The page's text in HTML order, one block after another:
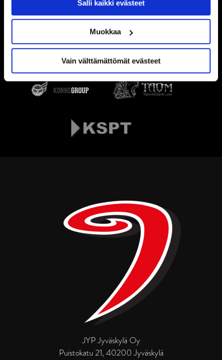
Salli kaikki evästeet
Muokkaa
Vain välttämättömät evästeet
JYP Jyväskylä Oy
Puistokatu 21, 40200 Jyväskylä